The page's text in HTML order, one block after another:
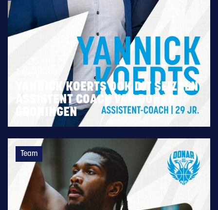
YANNICK KOERTS OOK DIT SEIZOEN
ASSISTENT COACH VAN DONAR
GRONINGEN
Team